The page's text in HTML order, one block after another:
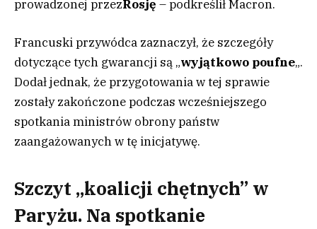
prowadzonej przezRosję – podkreślił Macron.
Francuski przywódca zaznaczył, że szczegóły
dotyczące tych gwarancji są „wyjątkowo poufne„.
Dodał jednak, że przygotowania w tej sprawie
zostały zakończone podczas wcześniejszego
spotkania ministrów obrony państw
zaangażowanych w tę inicjatywę.
Szczyt „koalicji chętnych” w
Paryżu. Na spotkanie